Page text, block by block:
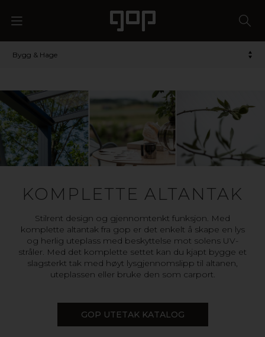
Bygg & Hage
KOMPLETTE ALTANTAK
Stilrent design og gjennomtenkt funksjon. Med
komplette altantak fra gop er det enkelt å skape en lys
og herlig uteplass med beskyttelse mot solens UV-
stråler. Med det komplette settet kan du kjapt bygge et
slagsterkt tak med høyt lysgjennomslipp til altanen,
uteplassen eller bruke den som carport.
GOP UTETAK KATALOG